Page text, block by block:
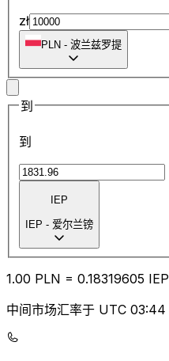
zł
PLN - 波兰兹罗提
到
到
IEP
IEP - 爱尔兰镑
1.00 PLN = 0.18319605 IEP
中间市场汇率于 UTC 03:44